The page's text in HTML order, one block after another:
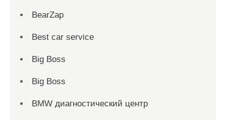
BearZap
Best car service
Big Boss
Big Boss
BMW диагностический центр